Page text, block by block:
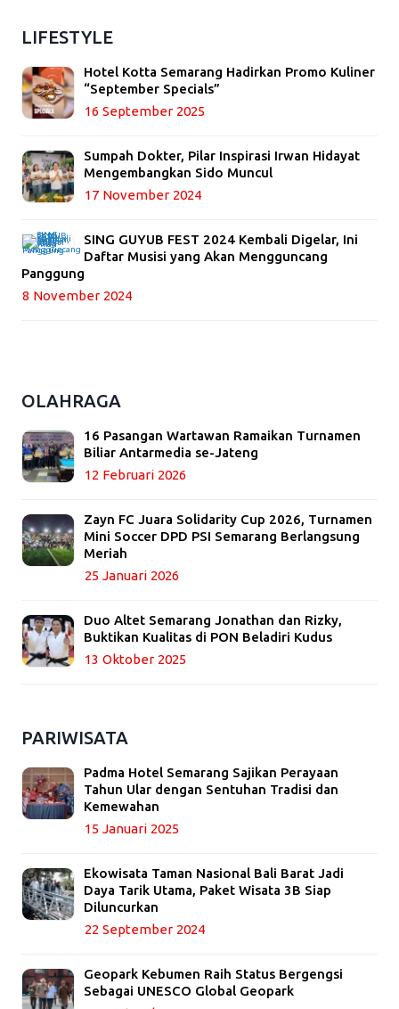
LIFESTYLE
Hotel Kotta Semarang Hadirkan Promo Kuliner
“September Specials”
16 September 2025
Sumpah Dokter, Pilar Inspirasi Irwan Hidayat
Mengembangkan Sido Muncul
17 November 2024
SING GUYUB FEST 2024 Kembali Digelar, Ini
Daftar Musisi yang Akan Mengguncang
Panggung
8 November 2024
OLAHRAGA
16 Pasangan Wartawan Ramaikan Turnamen
Biliar Antarmedia se-Jateng
12 Februari 2026
Zayn FC Juara Solidarity Cup 2026, Turnamen
Mini Soccer DPD PSI Semarang Berlangsung
Meriah
25 Januari 2026
Duo Altet Semarang Jonathan dan Rizky,
Buktikan Kualitas di PON Beladiri Kudus
13 Oktober 2025
PARIWISATA
Padma Hotel Semarang Sajikan Perayaan
Tahun Ular dengan Sentuhan Tradisi dan
Kemewahan
15 Januari 2025
Ekowisata Taman Nasional Bali Barat Jadi
Daya Tarik Utama, Paket Wisata 3B Siap
Diluncurkan
22 September 2024
Geopark Kebumen Raih Status Bergengsi
Sebagai UNESCO Global Geopark